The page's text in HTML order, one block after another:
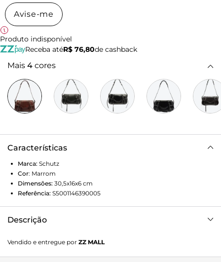
Avise-me
Produto indisponível
Receba atéR$ 76,80de cashback
Mais 4 cores
Características
Marca: Schutz
Cor: Marrom
Dimensões: 30,5x16x6 cm
Referência: S5001146390005
Descrição
desbotado confere um ar de autenticidade vintage,
enquanto os studs de metais adicionam uma dose de
Vendido e entregue por ZZ MALL